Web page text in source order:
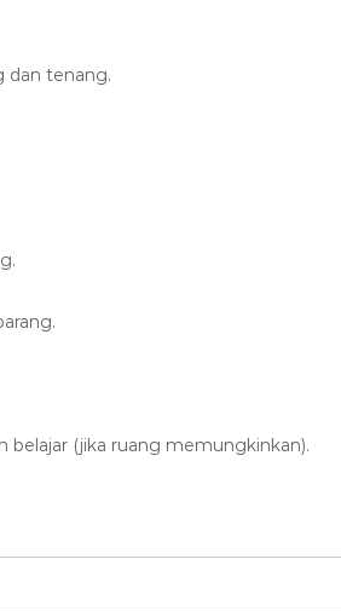
dan tenang.
belajar (jika ruang memungkinkan).